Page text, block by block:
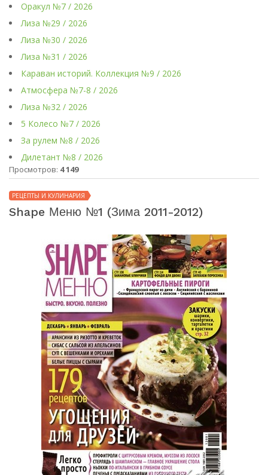
Оракул №7 / 2026
Лиза №29 / 2026
Лиза №30 / 2026
Лиза №31 / 2026
Караван историй. Коллекция №9 / 2026
Атмосфера №7-8 / 2026
Лиза №32 / 2026
5 Колесо №7 / 2026
За рулем №8 / 2026
Дилетант №8 / 2026
Просмотров: 4 149
РЕЦЕПТЫ И КУЛИНАРИЯ
Shape Меню №1 (зима 2011-2012)